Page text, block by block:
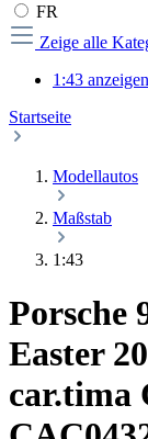
FR
Zeige alle
1:43 anzeigen
Startseite
Modellautos
Maßstab
1:43
Porsche
Easter
car.tima